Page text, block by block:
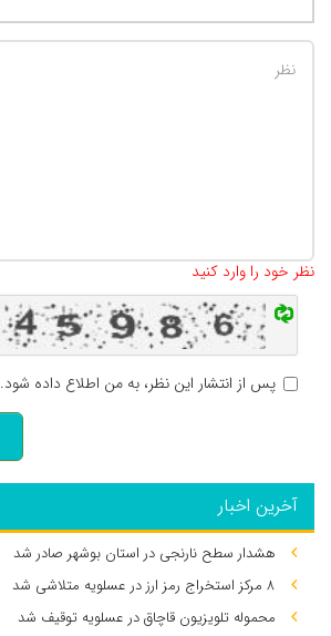
نظر خود را وارد کنید
پس از انتشار این نظر، به من اطلاع داده شود.
آخرین اخبار
هشدار سطح نارنجی در استان بوشهر صادر شد
۸ مرکز استخراج رمز ارز در عسلویه متلاشی شد
محموله تلویزیون قاچاق در عسلویه توقیف شد